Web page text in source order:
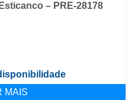
– PRE-28178
MAIS